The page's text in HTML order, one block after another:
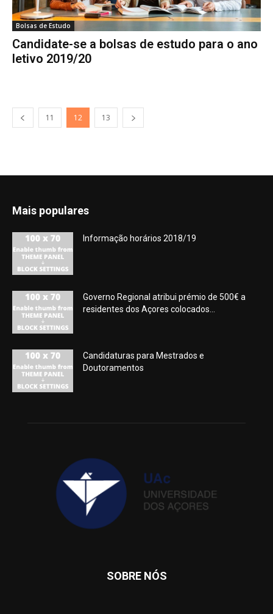
Bolsas de Estudo
Candidate-se a bolsas de estudo para o ano
letivo 2019/20
11 12 13
Mais populares
Informação horários 2018/19
Governo Regional atribui prémio de 500€ a
residentes dos Açores colocados...
Candidaturas para Mestrados e
Doutoramentos
SOBRE NÓS